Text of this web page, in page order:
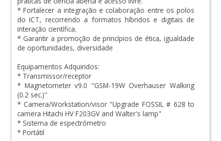
* Fortalecer a integração e colaboração entre os polos
do ICT, recorrendo a formatos híbridos e digitais de
interação científica.
* Garantir a promoção de princípios de ética, igualdade
de oportunidades, diversidade
Equipamentos Adquiridos:
* Transmissor/receptor
* Magnetometer v9.0 "GSM-19W Overhauser Walking
(0.2 sec.)"
* Camera/Workstation/visor "Upgrade FOSSIL # 628 to
camera Hitachi HV F203GV and Walter's lamp"
* Sistema de espectrómetro
* Portátil